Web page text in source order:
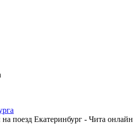
поезд Екатеринбург - Чита онлайн